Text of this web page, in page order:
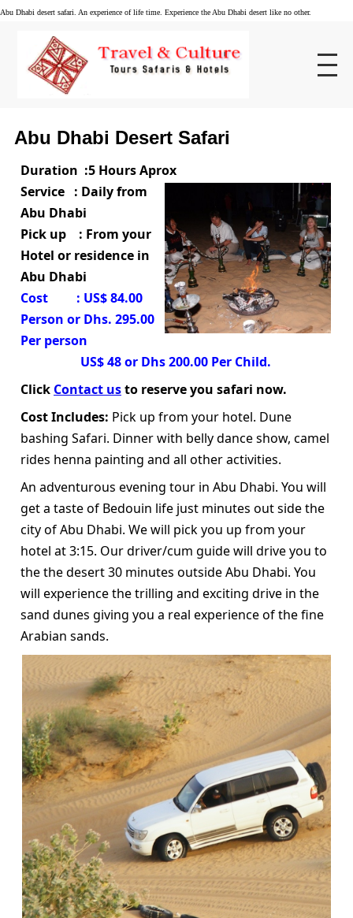
Abu Dhabi desert safari. An experience of life time. Experience the Abu Dhabi desert like no other.
Abu Dhabi Desert Safari
Duration :5 Hours Aprox
Service : Daily from
Abu Dhabi
Pick up : From your
Hotel or residence in
Abu Dhabi
Cost : US$ 84.00
Person or Dhs. 295.00
Per person
US$ 48 or Dhs 200.00 Per Child.
Click Contact usto reserve you safari now.
Cost Includes: Pick up from your hotel. Dune
bashing Safari. Dinner with belly dance show, camel
rides henna painting and all other activities.
An adventurous evening tour in Abu Dhabi. You will
get a taste of Bedouin life just minutes out side the
city of Abu Dhabi. We will pick you up from your
hotel at 3:15. Our driver/cum guide will drive you to
the the desert 30 minutes outside Abu Dhabi. You
will experience the trilling and exciting drive in the
sand dunes giving you a real experience of the fine
Arabian sands.